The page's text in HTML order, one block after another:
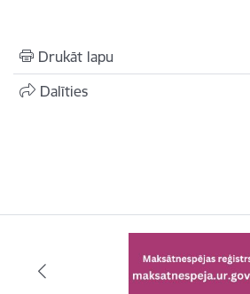
Drukāt lapu
Dalīties